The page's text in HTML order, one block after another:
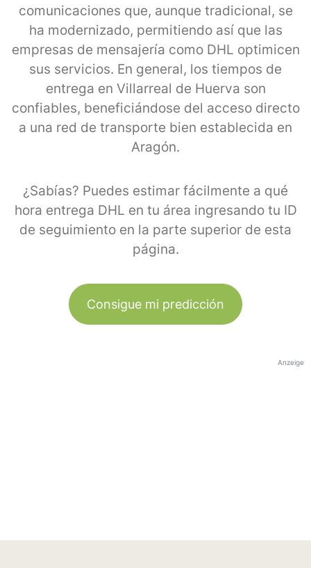
comunicaciones que, aunque tradicional, se
ha modernizado, permitiendo así que las
empresas de mensajería como DHL optimicen
sus servicios. En general, los tiempos de
entrega en Villarreal de Huerva son
confiables, beneficiándose del acceso directo
a una red de transporte bien establecida en
Aragón.
¿Sabías? Puedes estimar fácilmente a qué
hora entrega DHL en tu área ingresando tu ID
de seguimiento en la parte superior de esta
página.
Consigue mi predicción
Anzeige